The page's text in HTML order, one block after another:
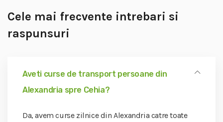
Cele mai frecvente intrebari si
raspunsuri
Aveti curse de transport persoane din
Alexandria spre Cehia?
Da, avem curse zilnice din Alexandria catre toate